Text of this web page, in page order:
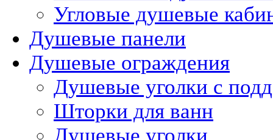
Угловые душевые
Душевые панели
Душевые ограждения
Душевые уголки с
Шторки для ванн